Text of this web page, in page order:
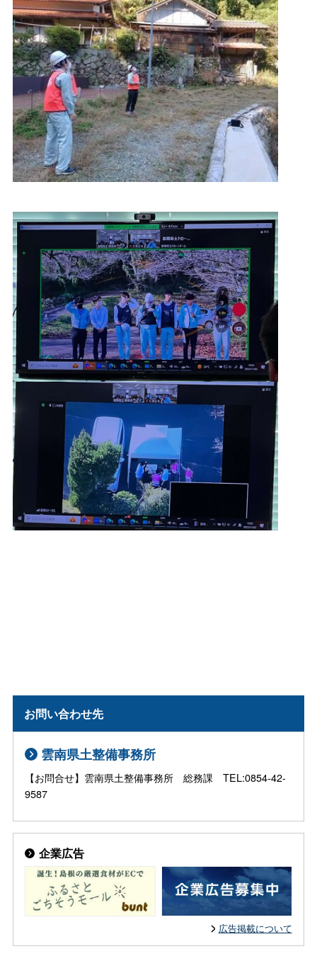
お問い合わせ先
雲南県土整備事務所
【お問合せ】雲南県土整備事務所 総務課 TEL:0854-42-
9587
企業広告
広告掲載について